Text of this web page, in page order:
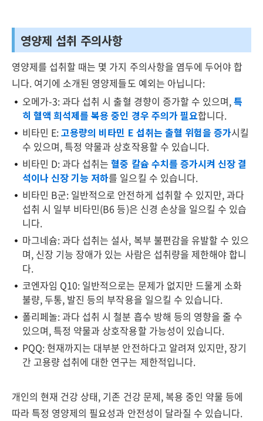
영양제 섭취 주의사항
영양제를 섭취할 때는 몇 가지 주의사항을 염두에 두어야 합
니다. 여기에 소개된 영양제들도 예외는 아닙니다:
오메가-3: 과다 섭취 시 출혈 경향이 증가할 수 있으며,특
히 혈액 희석제를 복용 중인 경우 주의가 필요합니다.
비타민 E:고용량의 비타민 E 섭취는 출혈 위험을 증가시킬
수 있으며, 특정 약물과 상호작용할 수 있습니다.
비타민 D: 과다 섭취는혈중 칼슘 수치를 증가시켜 신장 결
석이나 신장 기능 저하를 일으킬 수 있습니다.
비타민 B군: 일반적으로 안전하게 섭취할 수 있지만, 과다
섭취 시 일부 비타민(B6 등)은 신경 손상을 일으킬 수 있습
니다.
마그네슘: 과다 섭취는 설사, 복부 불편감을 유발할 수 있으
며, 신장 기능 장애가 있는 사람은 섭취량을 제한해야 합니
다.
코엔자임 Q10: 일반적으로는 문제가 없지만 드물게 소화
불량, 두통, 발진 등의 부작용을 일으킬 수 있습니다.
폴리페놀: 과다 섭취 시 철분 흡수 방해 등의 영향을 줄 수
있으며, 특정 약물과 상호작용할 가능성이 있습니다.
PQQ: 현재까지는 대부분 안전하다고 알려져 있지만, 장기
간 고용량 섭취에 대한 연구는 제한적입니다.
개인의 현재 건강 상태, 기존 건강 문제, 복용 중인 약물 등에
따라 특정 영양제의 필요성과 안전성이 달라질 수 있습니다.